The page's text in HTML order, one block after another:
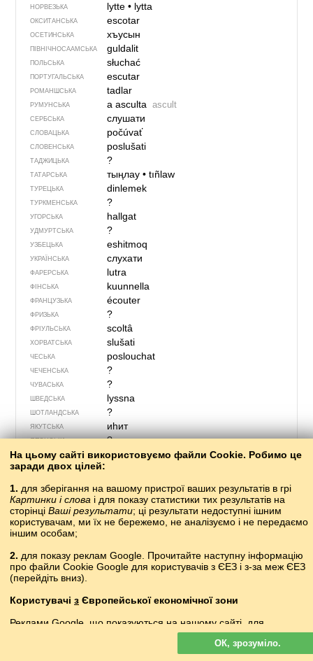
НОРВЕЗЬКА lytte• lytta
ОКСИТАНСЬКА escotar
ОСЕТИНСЬКА хъусын
ПІВНІЧНОСААМСЬКА guldalit
ПОЛЬСЬКА słuchać
ПОРТУГАЛЬСЬКА escutar
РОМАНШСЬКА tadlar
РУМУНСЬКА a asculta ascult
СЕРБСЬКА слушати
СЛОВАЦЬКА počúvať
СЛОВЕНСЬКА poslušati
ТАДЖИЦЬКА ?
ТАТАРСЬКА тыңлау• tıñlaw
ТУРЕЦЬКА dinlemek
ТУРКМЕНСЬКА ?
УГОРСЬКА hallgat
УДМУРТСЬКА ?
УЗБЕЦЬКА eshitmoq
УКРАЇНСЬКА слухати
ФАРЕРСЬКА lutra
ФІНСЬКА kuunnella
ФРАНЦУЗЬКА écouter
ФРИЗЬКА ?
ФРІУЛЬСЬКА scoltâ
ХОРВАТСЬКА slušati
ЧЕСЬКА poslouchat
ЧЕЧЕНСЬКА ?
ЧУВАСЬКА ?
ШВЕДСЬКА lyssna
ШОТЛАНДСЬКА ?
ЯКУТСЬКА иһит
ЯПОНСЬКА ?
535 – навушники
На цьому сайті використовуємо файли Cookie. Робимо це
заради двох цілей:
1. для зберігання на вашому пристрої ваших результатів в грі
Картинки і слова і для показу статистики тих результатів на
сторінці Ваші результати; ці результати недоступні ішним
користувачам, ми їх не бережемо, не аналізуємо і не передаємо
іншим особам;
2. для показу реклам Google. Прочитайте наступну інформацію
про файли Cookie Google для користувачів з ЄЕЗ і з-за меж ЄЕЗ
(перейдіть вниз).
Користувачі з Європейської економічної зони
Реклами Google, що показуються на нашому сайті, для
персоналізуються. У такій рекламі файли
cookie не використовуються для персоналізації оголошень, але
служать для обмеження частоти показів, підготовки зведених
ОК, зрозуміло.